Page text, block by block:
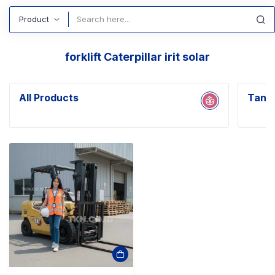
forklift Caterpillar irit solar
All Products